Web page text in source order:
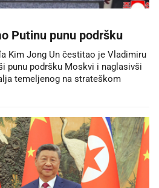
Putinu punu podršku
Kim Jong Un čestitao je Vladimiru
punu podršku Moskvi i naglasivši
temeljenog na strateškom